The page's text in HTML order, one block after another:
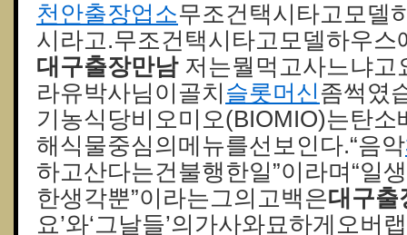
천안출장업소무조건택시타고모델
시라고.무조건택시타고모델하우스
대구출장만남저는뭘먹고사느냐고
라유박사님이골치 슬롯머신 좀썩였
기농식당비오미오(BIOMIO)는탄
해식물중심의메뉴를선보인다.“음악
하고산다는건불행한일”이라며“일
한생각뿐”이라는그의고백은대구출
요’와‘그날들’의가사와묘하게오버